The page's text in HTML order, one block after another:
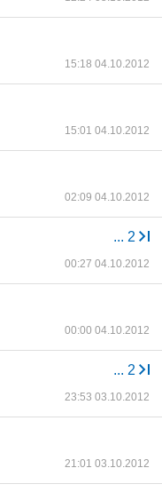
15:18 04.10.2012
15:01 04.10.2012
02:09 04.10.2012
... 2
00:27 04.10.2012
00:00 04.10.2012
... 2
23:53 03.10.2012
21:01 03.10.2012